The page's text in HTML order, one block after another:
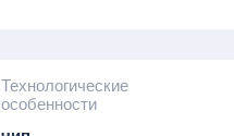
Технологические
особенности